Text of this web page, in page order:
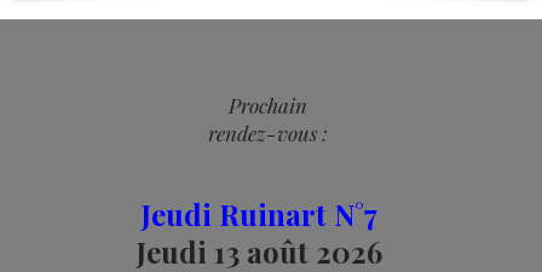
Prochain
rendez-vous :
Jeudi Ruinart N°7
Jeudi 13 août 2026